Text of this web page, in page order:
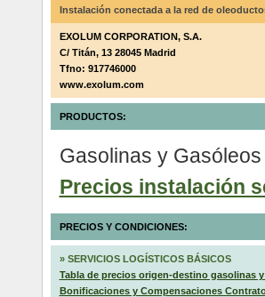
Instalación conectada a la red de
EXOLUM CORPORATION, S.A.
C/ Titán, 13 28045 Madrid
Tfno: 917746000
www.exolum.com
PRODUCTOS:
Gasolinas y Gasóleos
Precios instalación
PRECIOS Y CONDICIONES:
» SERVICIOS LOGÍSTICOS BÁSICOS
Tabla de precios origen-destino gasolinas
Bonificaciones y Compensaciones